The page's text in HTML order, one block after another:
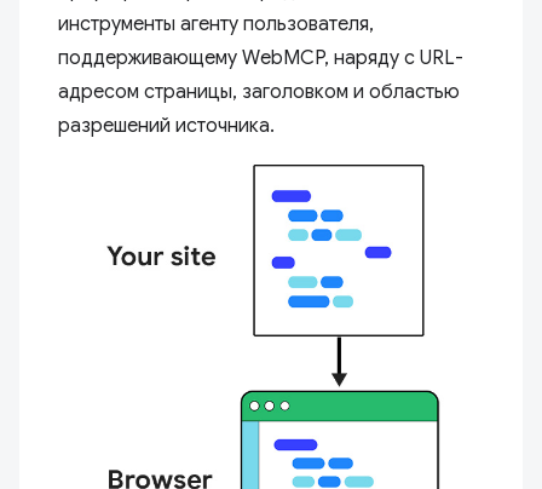
инструменты агенту пользователя,
поддерживающему WebMCP, наряду с URL-
адресом страницы, заголовком и областью
разрешений источника.